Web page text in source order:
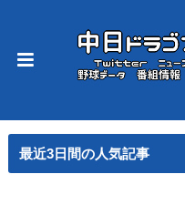
最近3日間の人気記事